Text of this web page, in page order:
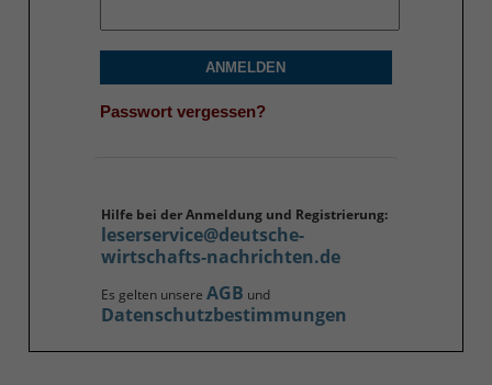
ANMELDEN
Passwort vergessen?
Hilfe bei der Anmeldung und Registrierung:
leserservice@deutsche-
wirtschafts-nachrichten.de
Es gelten unsere AGB und
Datenschutzbestimmungen